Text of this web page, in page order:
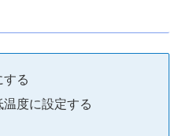
る
度に設定する